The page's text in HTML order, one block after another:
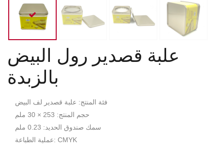
علبة قصدير رول البيض
بالزبدة
فئة المنتج: علبة قصدير لف البيض
حجم المنتج: 253 × 30 ملم
سمك صندوق الحديد: 0.23 ملم
عملية الطباعة: CMYK